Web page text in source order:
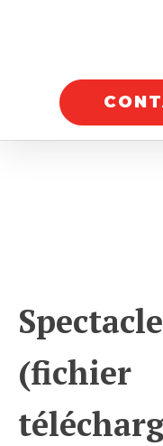
(fichier